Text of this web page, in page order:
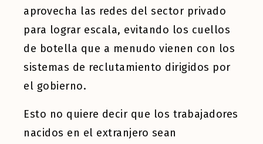
aprovecha las redes del sector privado
para lograr escala, evitando los cuellos
de botella que a menudo vienen con los
sistemas de reclutamiento dirigidos por
el gobierno.
Esto no quiere decir que los trabajadores
nacidos en el extranjero sean